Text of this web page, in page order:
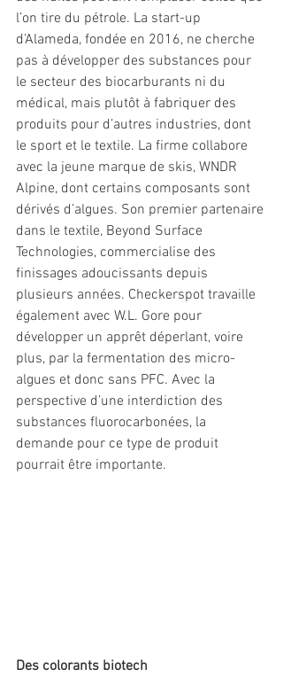
l’on tire du pétrole. La start-up
d’Alameda, fondée en 2016, ne cherche
pas à développer des substances pour
le secteur des biocarburants ni du
médical, mais plutôt à fabriquer des
produits pour d’autres industries, dont
le sport et le textile. La firme collabore
avec la jeune marque de skis, WNDR
Alpine, dont certains composants sont
dérivés d’algues. Son premier partenaire
dans le textile, Beyond Surface
Technologies, commercialise des
finissages adoucissants depuis
plusieurs années. Checkerspot travaille
également avec W.L. Gore pour
développer un apprêt déperlant, voire
plus, par la fermentation des micro-
algues et donc sans PFC. Avec la
perspective d’une interdiction des
substances fluorocarbonées, la
demande pour ce type de produit
pourrait être importante.
Des colorants biotech